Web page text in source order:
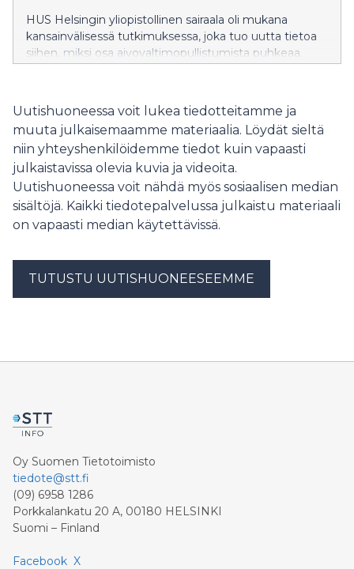
HUS Helsingin yliopistollinen sairaala oli mukana
kansainvälisessä tutkimuksessa, joka tuo uutta tietoa
siihen, miksi osa aivovaltimopullistumista puhkeaa.
puhkeamisriski on suurin ja tukemaan uusien
lääkehoitojen kehittämistä. Tutkimus on julkaistu
arvostetussa Nature Neuroscience -lehdessä.
Uutishuoneessa voit lukea tiedotteitamme ja
muuta julkaisemaamme materiaalia. Löydät sieltä
niin yhteyshenkilöidemme tiedot kuin vapaasti
julkaistavissa olevia kuvia ja videoita.
Uutishuoneessa voit nähdä myös sosiaalisen median
sisältöjä. Kaikki tiedotepalvelussa julkaistu materiaali
on vapaasti median käytettävissä.
TUTUSTU UUTISHUONEESEEMME
Oy Suomen Tietotoimisto
tiedote@stt.fi
(09) 6958 1286
Porkkalankatu 20 A, 00180 HELSINKI
Suomi – Finland
Facebook X